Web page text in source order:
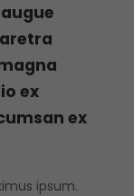
ex
ex
ipsum.